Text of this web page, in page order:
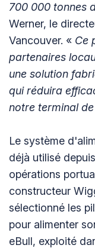
700 000 tonnes
Werner, le
Vancouver. « Ce
partenaires
une solution
qui réduira
notre terminal
Le système
déjà utilisé
opérations
constructeur
sélectionné les
pour alimenter
eBull, exploité